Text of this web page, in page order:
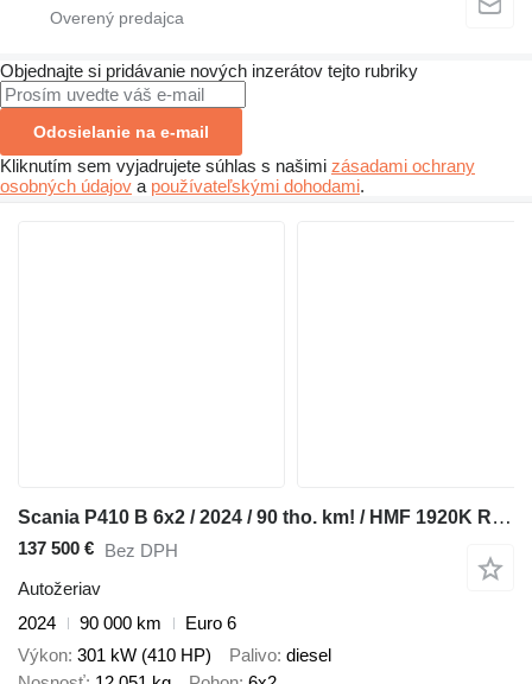
Objednajte si pridávanie nových inzerátov tejto rubriky
Odosielanie na e-mail
Kliknutím sem vyjadrujete súhlas s našimi zásadami ochrany
osobných údajov a používateľskými dohodami.
Scania P410 B 6x2 / 2024 / 90 tho. km! / HMF 1920K RCS crane / RCL 5400
137 500 € Bez DPH
Autožeriav
2024
90 000 km
Euro 6
Výkon 301 kW (410 HP) Palivo diesel